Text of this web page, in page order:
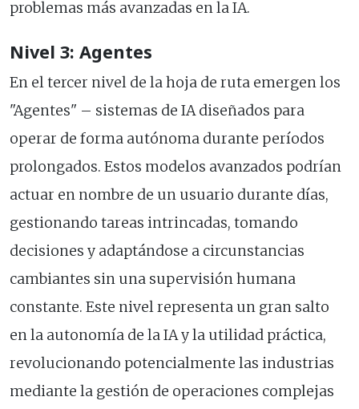
problemas más avanzadas en la IA.
Nivel 3: Agentes
En el tercer nivel de la hoja de ruta emergen los
"Agentes" – sistemas de IA diseñados para
operar de forma autónoma durante períodos
prolongados. Estos modelos avanzados podrían
actuar en nombre de un usuario durante días,
gestionando tareas intrincadas, tomando
decisiones y adaptándose a circunstancias
cambiantes sin una supervisión humana
constante. Este nivel representa un gran salto
en la autonomía de la IA y la utilidad práctica,
revolucionando potencialmente las industrias
mediante la gestión de operaciones complejas